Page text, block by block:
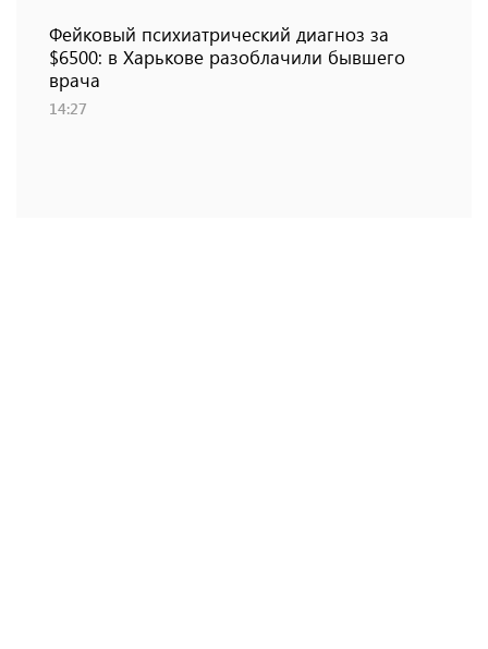
Фейковый психиатрический диагноз за
$6500: в Харькове разоблачили бывшего
врача
14:27